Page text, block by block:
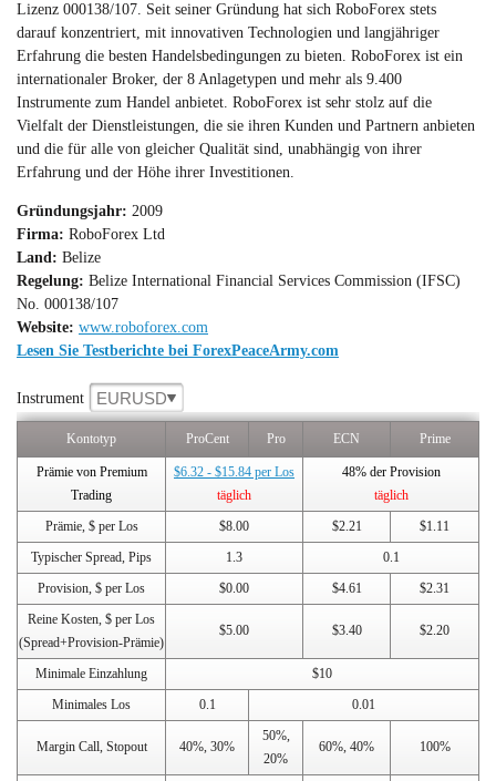
Lizenz 000138/107. Seit seiner Gründung hat sich RoboForex stets
darauf konzentriert, mit innovativen Technologien und langjähriger
Erfahrung die besten Handelsbedingungen zu bieten. RoboForex ist ein
internationaler Broker, der 8 Anlagetypen und mehr als 9.400
Instrumente zum Handel anbietet. RoboForex ist sehr stolz auf die
Vielfalt der Dienstleistungen, die sie ihren Kunden und Partnern anbieten
und die für alle von gleicher Qualität sind, unabhängig von ihrer
Erfahrung und der Höhe ihrer Investitionen.
Gründungsjahr: 2009
Firma: RoboForex Ltd
Land: Belize
Regelung: Belize International Financial Services Commission (IFSC)
No. 000138/107
Website: www.roboforex.com
Lesen Sie Testberichte bei ForexPeaceArmy.com
Instrument EURUSD
Kontotyp ProCent Pro ECN Prime
Prämie von Premium
Trading
$6.32 - $15.84 per Los
täglich
48% der Provision
täglich
Prämie, $ per Los
$8.00 $2.21
$1.11
Typischer Spread, Pips
1.3
0.1
Provision, $ per Los
$0.00 $4.61
$2.31
Reine Kosten, $ per Los
(Spread+Provision-Prämie)
$5.00 $3.40 $2.20
Minimale Einzahlung
$10
Minimales Los
0.1 0.01
Margin Call, Stopout 40%, 30%
50%,
20%
60%, 40% 100%